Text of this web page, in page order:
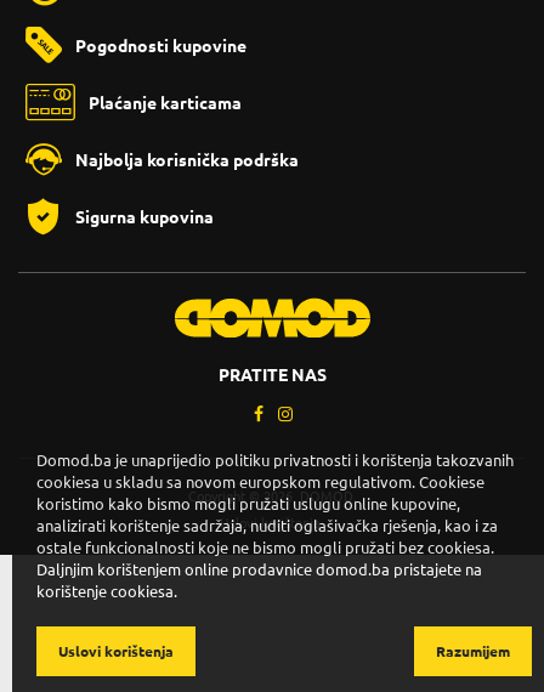
Pogodnosti kupovine
Plaćanje karticama
Najbolja korisnička podrška
Sigurna kupovina
PRATITE NAS
Copyright © 2026. DOMOD.
Uslovi korištenja.
Domod.ba je unaprijedio politiku privatnosti i korištenja takozvanih
cookiesa u skladu sa novom europskom regulativom. Cookiese
koristimo kako bismo mogli pružati uslugu online kupovine,
analizirati korištenje sadržaja, nuditi oglašivačka rješenja, kao i za
ostale funkcionalnosti koje ne bismo mogli pružati bez cookiesa.
Daljnjim korištenjem online prodavnice domod.ba pristajete na
korištenje cookiesa.
Razumijem
Uslovi korištenja